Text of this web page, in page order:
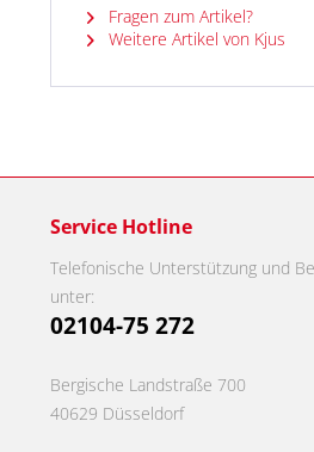
Fragen zum Artikel?
Weitere Artikel von Kjus
Service Hotline
Telefonische Unterstützung und
unter:
02104-75 272
Bergische Landstraße 700
40629 Düsseldorf